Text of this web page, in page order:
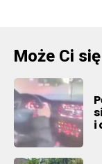
Może Ci
i